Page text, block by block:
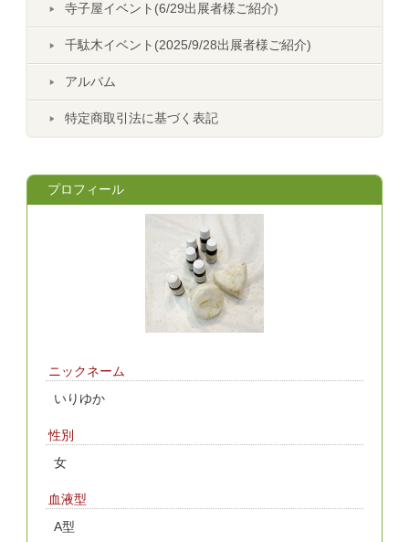
寺子屋イベント(6/29出展者様ご紹介)
千駄木イベント(2025/9/28出展者様ご紹介)
アルバム
特定商取引法に基づく表記
プロフィール
ニックネーム
いりゆか
性別
女
血液型
A型